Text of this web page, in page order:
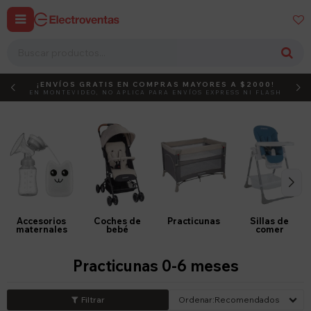
 
DEBUT ACTIVÁ EL CÓDIGO
¡ENVÍOS GRATIS EN COMPRAS MAYORES A $2000!
EN MONTEVIDEO, NO APLICA PARA ENVÍOS EXPRESS NI FLASH
Accesorios
maternales
Coches de
bebé
Practicunas Sillas de
comer
Practicunas 0-6 meses
Recomendados